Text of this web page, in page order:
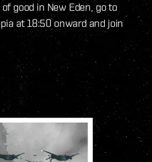
good in New Eden, go to
at 18:50 onward and join